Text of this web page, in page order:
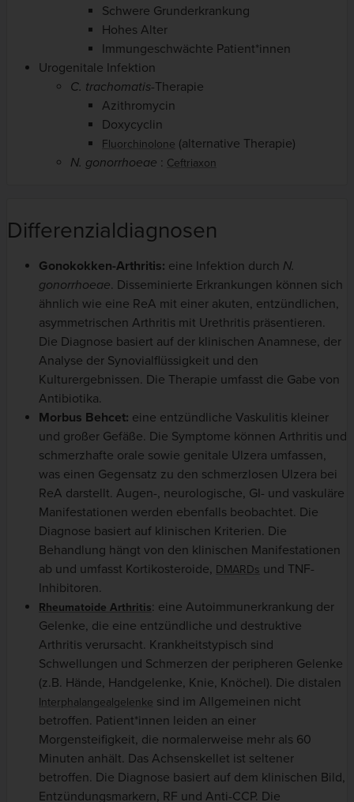
Schwere Grunderkrankung
Hohes Alter
Immungeschwächte Patient*innen
Urogenitale Infektion
C. trachomatis-Therapie
Azithromycin
Doxycyclin
Fluorchinolone (alternative Therapie)
N. gonorrhoeae : Ceftriaxon
Differenzialdiagnosen
Gonokokken-Arthritis: eine Infektion durch N.
gonorrhoeae. Disseminierte Erkrankungen können sich
ähnlich wie eine ReA mit einer akuten, entzündlichen,
asymmetrischen Arthritis mit Urethritis präsentieren.
Die Diagnose basiert auf der klinischen Anamnese, der
Analyse der Synovialflüssigkeit und den
Kulturergebnissen. Die Therapie umfasst die Gabe von
Antibiotika.
Morbus Behcet: eine entzündliche Vaskulitis kleiner
und großer Gefäße. Die Symptome können Arthritis und
schmerzhafte orale sowie genitale Ulzera umfassen,
was einen Gegensatz zu den schmerzlosen Ulzera bei
ReA darstellt. Augen-, neurologische, GI- und vaskuläre
Manifestationen werden ebenfalls beobachtet. Die
Diagnose basiert auf klinischen Kriterien. Die
Behandlung hängt von den klinischen Manifestationen
ab und umfasst Kortikosteroide, DMARDs und TNF-
Inhibitoren.
Rheumatoide Arthritis: eine Autoimmunerkrankung der
Gelenke, die eine entzündliche und destruktive
Arthritis verursacht. Krankheitstypisch sind
Schwellungen und Schmerzen der peripheren Gelenke
(z.B. Hände, Handgelenke, Knie, Knöchel). Die distalen
Interphalangealgelenke sind im Allgemeinen nicht
betroffen. Patient*innen leiden an einer
Morgensteifigkeit, die normalerweise mehr als 60
Minuten anhält. Das Achsenskellet ist seltener
betroffen. Die Diagnose basiert auf dem klinischen Bild,
Entzündungsmarkern, RF und Anti-CCP. Die